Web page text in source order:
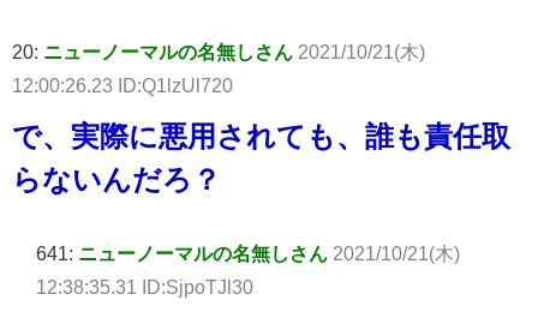
20: ニューノーマルの名無しさん 2021/10/21(木)
12:00:26.23 ID:Q1lzUl720
で、実際に悪用されても、誰も責任取
らないんだろ？
641: ニューノーマルの名無しさん 2021/10/21(木)
12:38:35.31 ID:SjpoTJl30